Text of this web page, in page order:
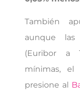
También
aunque las
(Euribor a
mínimas,
presione al